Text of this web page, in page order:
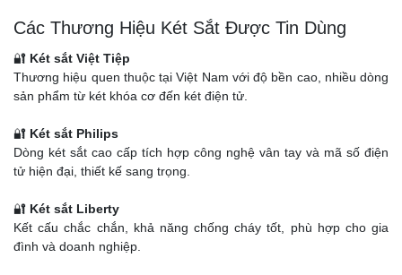
Các Thương Hiệu Két Sắt Được Tin Dùng
🔐 Két sắt Việt Tiệp
Thương hiệu quen thuộc tại Việt Nam với độ bền cao, nhiều dòng
sản phẩm từ két khóa cơ đến két điện tử.
🔐 Két sắt Philips
Dòng két sắt cao cấp tích hợp công nghệ vân tay và mã số điện
tử hiện đại, thiết kế sang trọng.
🔐 Két sắt Liberty
Kết cấu chắc chắn, khả năng chống cháy tốt, phù hợp cho gia
đình và doanh nghiệp.